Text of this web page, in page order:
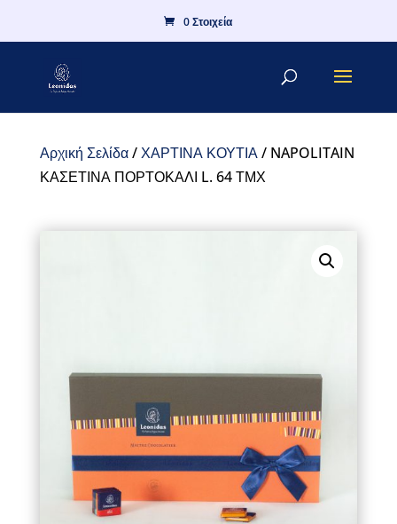
0 Στοιχεία
Αρχική Σελίδα/ΧΑΡΤΙΝΑ ΚΟΥΤΙΑ/ NAPOLITAIN
ΚΑΣΕΤΙΝΑ ΠΟΡΤΟΚΑΛΙ L. 64 ΤΜΧ